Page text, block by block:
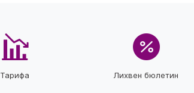
Тарифа Лихвен бюлетин